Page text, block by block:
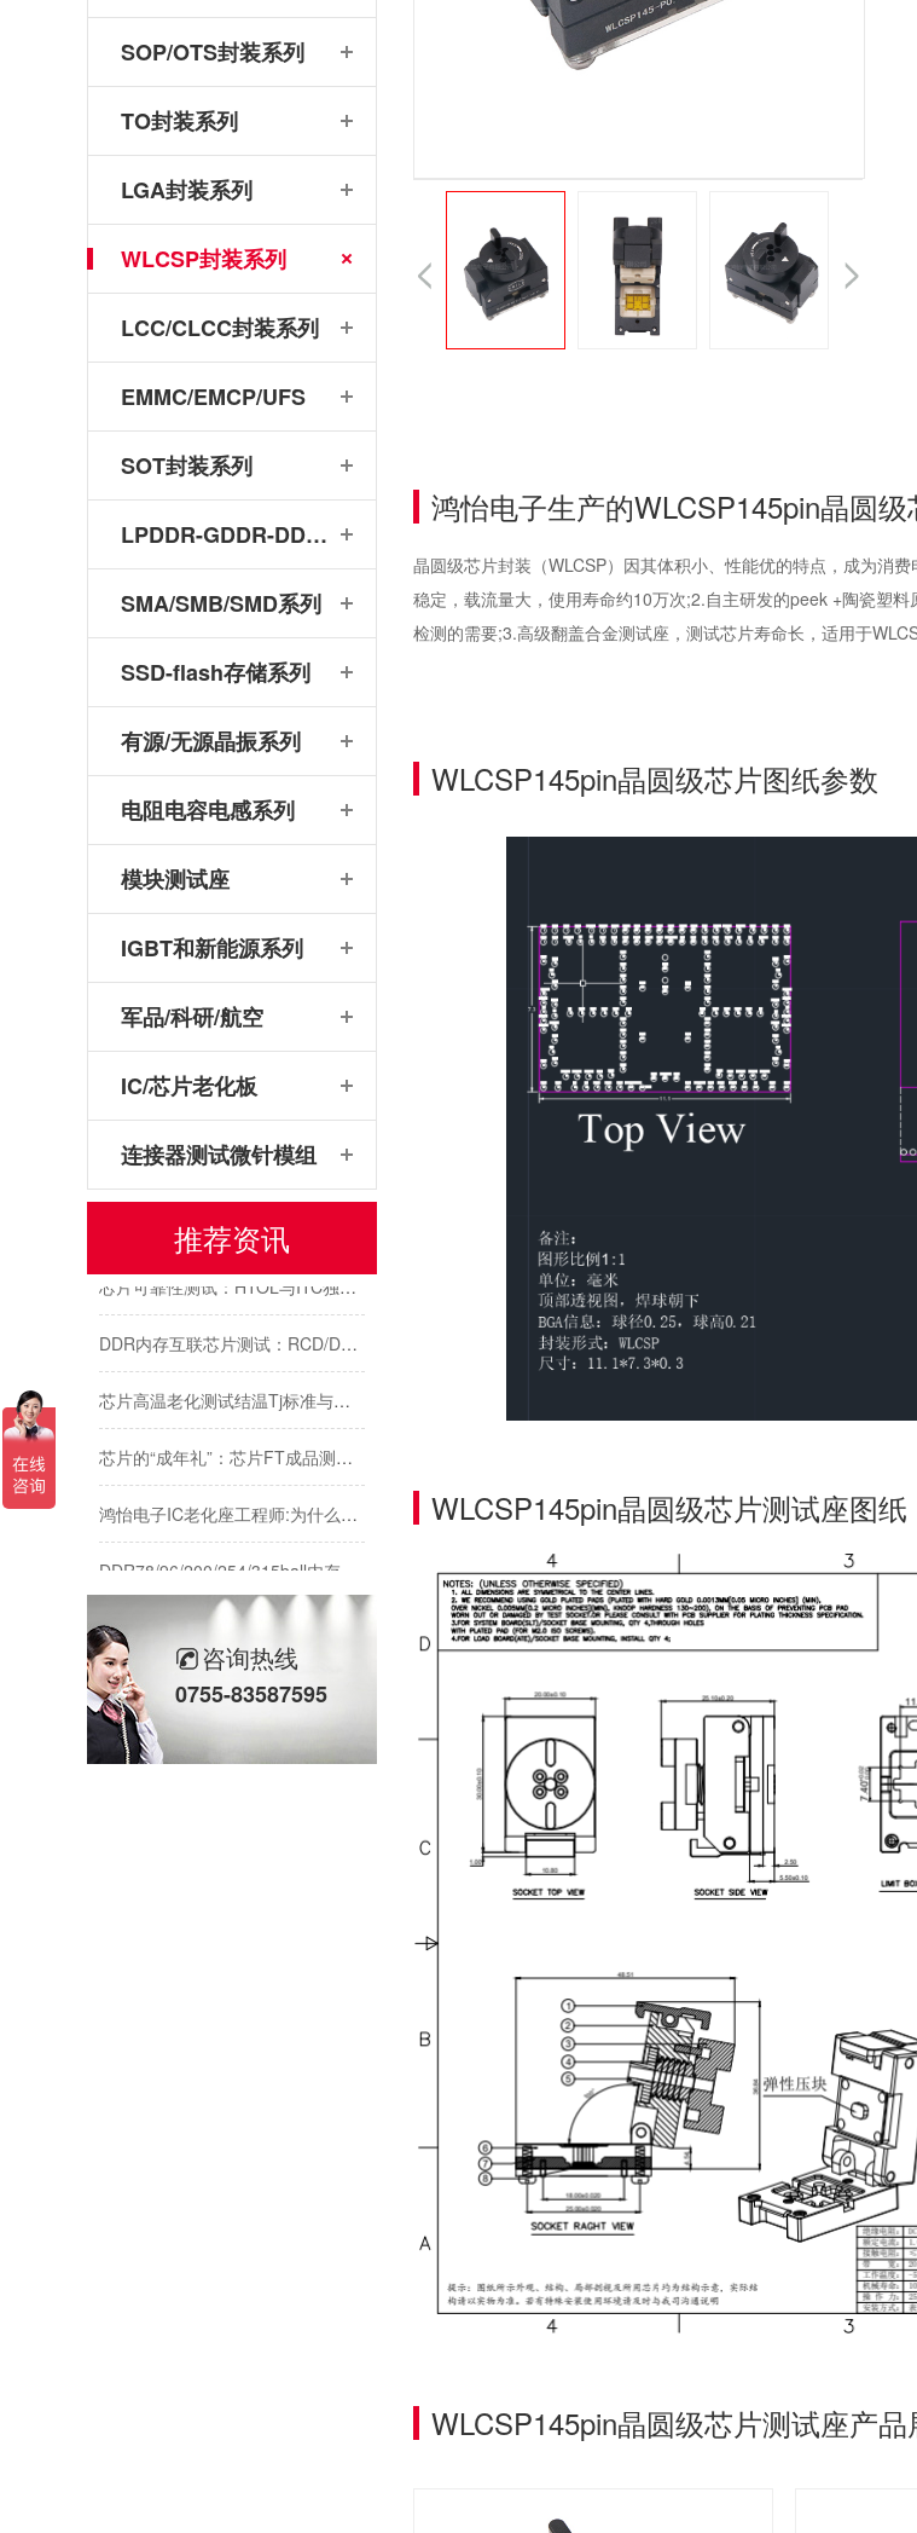
鸿怡电子生产的WLCSP145pin晶圆
晶圆级芯片封装（WLCSP）因其体积小、性能优的特点，成为消
稳定，载流量大，使用寿命约10万次;2.自主研发的peek +陶瓷塑
检测的需要;3.高级翻盖合金测试座，测试芯片寿命长，适用于
WLCSP145pin晶圆级芯片图纸参数
WLCSP145pin晶圆级芯片测试座图纸
WLCSP145pin晶圆级芯片测试座产品
SOP/OTS封装系列
TO封装系列
LGA封装系列
WLCSP封装系列
LCC/CLCC封装系列
EMMC/EMCP/UFS
SOT封装系列
LPDDR-GDDR-DDR系列
SMA/SMB/SMD系列
SSD-flash存储系列
有源/无源晶振系列
电阻电容电感系列
模块测试座
IGBT和新能源系列
军品/科研/航空
IC/芯片老化板
连接器测试微针模组
推荐资讯
芯片可靠性测试：HTOL与ITC独立温控，鸿怡电子芯片老化座工程师带您了解两种完全不同的老化测试方式
Buck降压转换器芯片原理应用与测试:LGA30pin封装与鸿怡电子芯片测试座方案
咨询热线
0755-83587595